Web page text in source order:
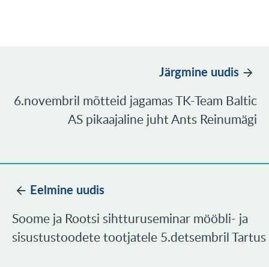
Järgmine uudis
6.novembril mõtteid jagamas TK-Team Baltic
AS pikaajaline juht Ants Reinumägi
Eelmine uudis
Soome ja Rootsi sihtturuseminar mööbli- ja
sisustustoodete tootjatele 5.detsembril Tartus